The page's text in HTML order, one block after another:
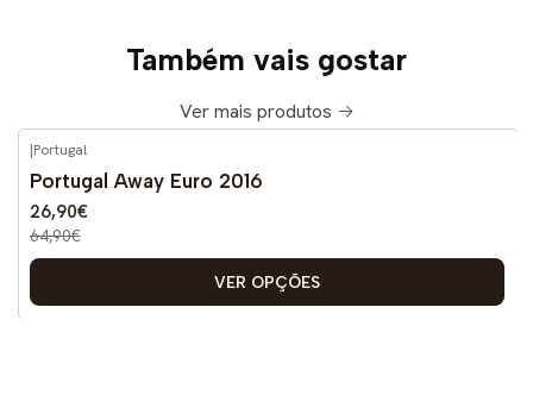
Também vais gostar
Ver mais produtos
DESCONTO
|Portugal
Portugal Away Euro 2016
26,90€
64,90€
VER OPÇÕES